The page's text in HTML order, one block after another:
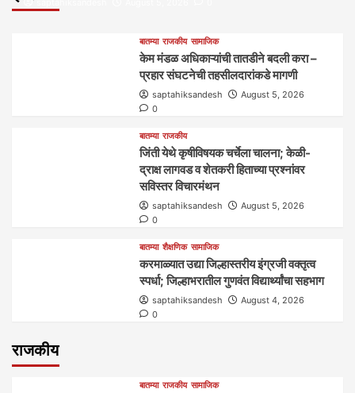
बातम्या राजकीय सामाजिक
केम मंडळ अधिकाऱ्यांची तातडीने बदली करा –
प्रहार संघटनेची तहसीलदारांकडे मागणी
saptahiksandesh
August 5, 2026
0
बातम्या राजकीय
जिंती येथे कृषीविषयक चर्चेला चालना; केळी-
द्राक्ष लागवड व शेतकरी हिताच्या प्रश्नांवर
सविस्तर विचारमंथन
saptahiksandesh
August 5, 2026
0
बातम्या शैक्षणिक सामाजिक
करमाळ्यात उद्या जिल्हास्तरीय इंग्रजी वक्तृत्व
स्पर्धा; जिल्हाभरातील गुणवंत विद्यार्थ्यांचा सहभाग
saptahiksandesh
August 4, 2026
0
राजकीय
बातम्या राजकीय सामाजिक